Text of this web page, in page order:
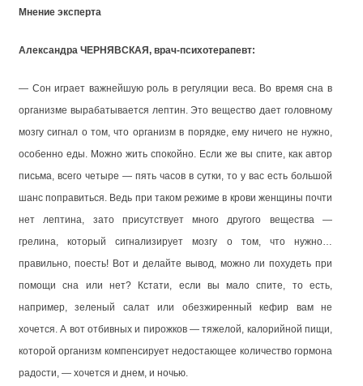
Мнение эксперта
Александра ЧЕРНЯВСКАЯ, врач-психотерапевт:
— Сон играет важнейшую роль в регуляции веса. Во время сна в
организме вырабатывается лептин. Это вещество дает головному
мозгу сигнал о том, что организм в порядке, ему ничего не нужно,
особенно еды. Можно жить спокойно. Если же вы спите, как автор
письма, всего четыре — пять часов в сутки, то у вас есть большой
шанс поправиться. Ведь при таком режиме в крови женщины почти
нет лептина, зато присутствует много другого вещества —
грелина, который сигнализирует мозгу о том, что нужно…
правильно, поесть! Вот и делайте вывод, можно ли похудеть при
помощи сна или нет? Кстати, если вы мало спите, то есть,
например, зеленый салат или обезжиренный кефир вам не
хочется. А вот отбивных и пирожков — тяжелой, калорийной пищи,
которой организм компенсирует недостающее количество гормона
радости, — хочется и днем, и ночью.